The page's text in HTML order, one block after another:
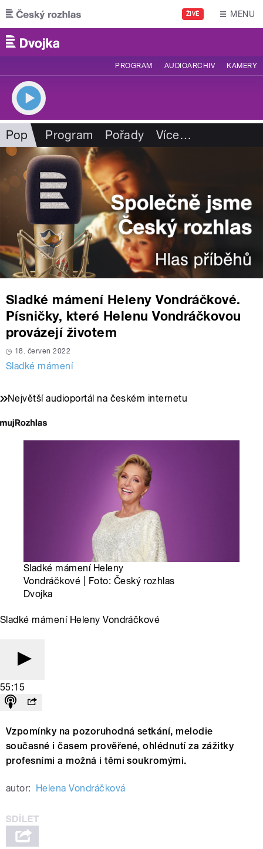
Přejít k hlavnímu obsahu
ŽIVĚ MENU
PROGRAM AUDIOARCHIV KAMERY
Pop Program Pořady Více…
Sladké mámení Heleny Vondráčkové.
Písničky, které Helenu Vondráčkovou
provázejí životem
18. červen 2022
Sladké mámení
Největší audioportál na českém internetu
Sladké mámení Heleny
Vondráčkové | Foto: Český rozhlas
Dvojka
Sladké mámení Heleny Vondráčkové
55:15
Vzpomínky na pozoruhodná setkání, melodie
současné i časem prověřené, ohlédnutí za zážitky
profesními a možná i těmi soukromými.
autor: Helena Vondráčková